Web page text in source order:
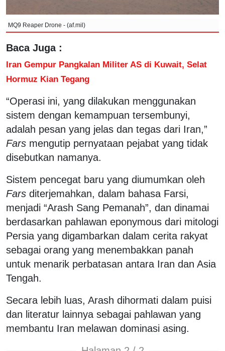
MQ9 Reaper Drone - (af.mil)
Baca Juga :
Iran Gempur Pangkalan Militer AS di Kuwait, Selat
Hormuz Kian Tegang
“Operasi ini, yang dilakukan menggunakan
sistem dengan kemampuan tersembunyi,
adalah pesan yang jelas dan tegas dari Iran,”
Fars mengutip pernyataan pejabat yang tidak
disebutkan namanya.
Sistem pencegat baru yang diumumkan oleh
Fars diterjemahkan, dalam bahasa Farsi,
menjadi “Arash Sang Pemanah”, dan dinamai
berdasarkan pahlawan eponymous dari mitologi
Persia yang digambarkan dalam cerita rakyat
sebagai orang yang menembakkan panah
untuk menarik perbatasan antara Iran dan Asia
Tengah.
Secara lebih luas, Arash dihormati dalam puisi
dan literatur lainnya sebagai pahlawan yang
membantu Iran melawan dominasi asing.